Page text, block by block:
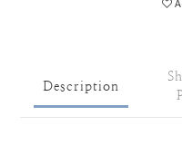
Description